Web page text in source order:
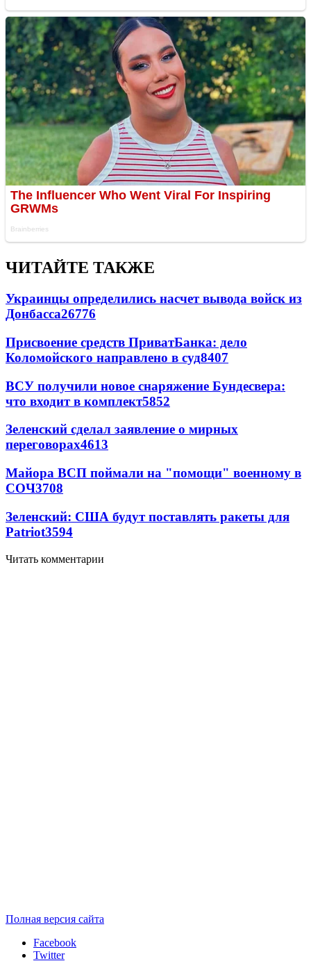
ЧИТАЙТЕ ТАКЖЕ
Украинцы определились насчет вывода войск из
Донбасса26776
Присвоение средств ПриватБанка: дело
Коломойского направлено в суд8407
ВСУ получили новое снаряжение Бундесвера:
что входит в комплект5852
Зеленский сделал заявление о мирных
переговорах4613
Майора ВСП поймали на "помощи" военному в
СОЧ3708
Зеленский: США будут поставлять ракеты для
Patriot3594
Читать комментарии
Полная версия сайта
Facebook
Twitter